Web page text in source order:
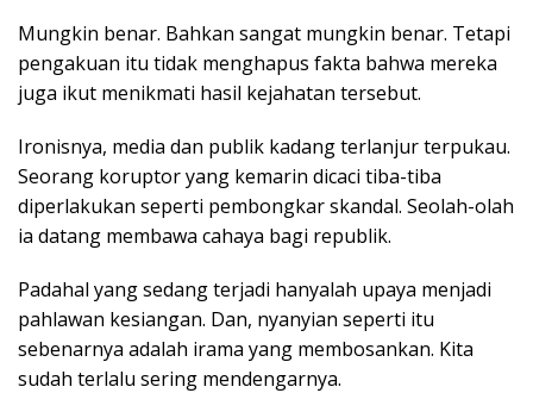
Mungkin benar. Bahkan sangat mungkin benar. Tetapi
pengakuan itu tidak menghapus fakta bahwa mereka
juga ikut menikmati hasil kejahatan tersebut.
Ironisnya, media dan publik kadang terlanjur terpukau.
Seorang koruptor yang kemarin dicaci tiba-tiba
diperlakukan seperti pembongkar skandal. Seolah-olah
ia datang membawa cahaya bagi republik.
Padahal yang sedang terjadi hanyalah upaya menjadi
pahlawan kesiangan. Dan, nyanyian seperti itu
sebenarnya adalah irama yang membosankan. Kita
sudah terlalu sering mendengarnya.